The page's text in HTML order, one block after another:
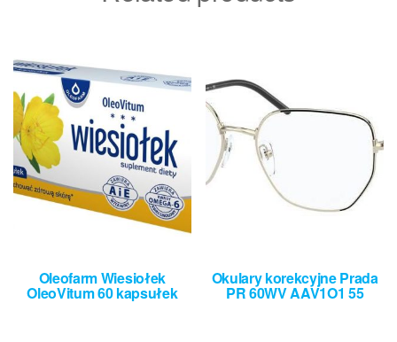
Oleofarm Wiesiołek
OleoVitum 60 kapsułek
Okulary korekcyjne Prada
PR 60WV AAV1O1 55